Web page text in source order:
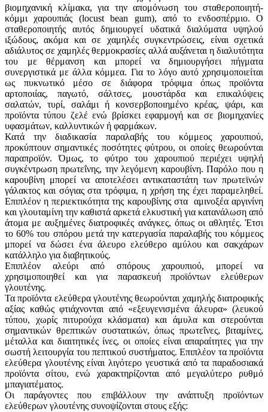
βιομηχανική κλίμακα, για την απομόνωση του σταθεροποιητή-
κόμμι χαρουπιάς (locust bean gum), από το ενδοσπέρμιο. Ο
σταθεροποιητής αυτός δημιουργεί υδατικά διαλύματα υψηλού
ιξώδους, ακόμα και σε χαμηλές συγκεντρώσεις, είναι σχετικά
αδιάλυτος σε χαμηλές θερμοκρασίες αλλά αυξάνεται η διαλυτότητα
του με θέρμανση και μπορεί να δημιουργήσει πήγματα
συνεργιστικά με άλλα κόμμεα. Για το λόγο αυτό χρησιμοποιείται
ως πυκνωτικό μέσο σε διάφορα τρόφιμα όπως προϊόντα
αρτοποιίας, παγωτό, σάλτσες, μουστάρδα και επικαλύψεις
σαλατών, τυρί, σαλάμι ή κονσερβοποιημένο κρέας, ψάρι, και
προϊόντα τύπου ζελέ ενώ βρίσκει εφαρμογή και σε βιομηχανίες
υφασμάτων, καλλυντικών ή φαρμάκων.
Κατά την διαδικασία παραλαβής του κόμμεος χαρουπιού,
προκύπτουν σημαντικές ποσότητες φύτρου, οι οποίες θεωρούνται
παραπροϊόν. Όμως, το φύτρο του χαρουπιού περιέχει υψηλή
συγκέντρωση πρωτεΐνης, την λεγόμενη καρουβίνη. Παρόλο που η
καρουβίνη μπορεί να αποτελέσει αντικαταστάτη των πρωτεϊνών
γάλακτος και σόγιας στα τρόφιμα, η χρήση της έχει παραμεληθεί.
Επιπλέον η περιεκτικότητα της καρουβίνης στα αμινοξέα αργινίνη
και γλουταμίνη την καθιστά αρκετά ελκυστική για κατανάλωση από
άτομα με αυξημένες διατροφικές ανάγκες, όπως οι αθλητές. Έτσι
το 60% του σπόρου μετά την κατεργασία παραλαβής του κόμμεος
μπορεί να δώσει ένα άλευρο ελεύθερο αμύλου και σακχάρων
κατάλληλο για διαβητικούς.
Επιπλέον αλεύρι από σπόρους χαρουπιού, μπορεί να
χρησιμοποιηθεί και για παρασκευή προϊόντων ελεύθερων
γλουτένης.
Τα προϊόντα ελεύθερα γλουτένης θεωρούνται χαμηλής διατροφικής
αξίας καθώς φτιάχνονται από «εξευγενισμένα άλευρα» (λευκού
τύπου, χωρίς πιτυρούχα κλάσματα) και άμυλα και στερούνται
σημαντικών θρεπτικών συστατικών, όπως πρωτεΐνες, βιταμίνες,
μέταλλα και διαιτητικές ίνες, οι οποίες είναι απαραίτητες για την
σωστή λειτουργία του πεπτικού συστήματος. Επιπλέον τα προϊόντα
ελεύθερα γλουτένης είναι λιγότερο γευστικά από τα παραδοσιακά
προϊόντα σίτου, ενώ χαρακτηρίζονται από μεγαλύτερο ρυθμό
μπαγιατέματος.
Οι παράγοντες που επιβάλλουν την ανάπτυξη προϊόντων
ελεύθερων γλουτένης συνοψίζονται στους εξής: